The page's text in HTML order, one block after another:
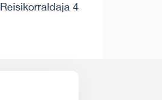
Reisikorraldaja 4